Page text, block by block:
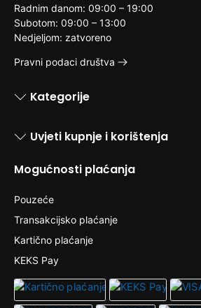
Radnim danom: 09:00 – 19:00
Subotom: 09:00 – 13:00
Nedjeljom: zatvoreno
Pravni podaci društva
Kategorije
Uvjeti kupnje i korištenja
Mogućnosti plaćanja
Pouzeće
Transakcijsko plaćanje
Kartično plaćanje
KEKS Pay